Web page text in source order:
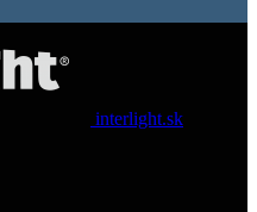
interlight.sk